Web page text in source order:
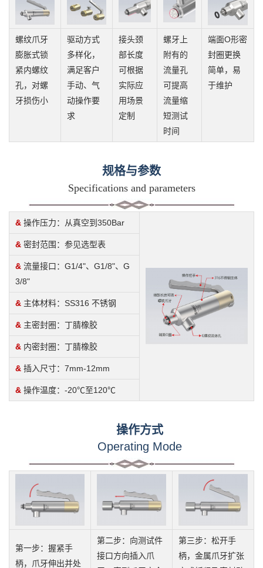
螺纹爪牙
膨胀式锁
紧内螺纹
孔，对螺
牙损伤小
驱动方式
多样化，
满足客户
手动、气
动操作要
求
接头颈
部长度
可根据
实际应
用场景
定制
螺牙上
附有的
流量孔
可提高
流量缩
短测试
时间
端面O形密
封圈更换
简单，易
于维护
规格与参数
Specifications and parameters
& 操作压力：从真空到350Bar
& 密封范围：参见选型表
& 流量接口：G1/4"、G1/8"、G
3/8"
& 主体材料：SS316 不锈钢
& 主密封圈：丁腈橡胶
& 内密封圈：丁腈橡胶
& 插入尺寸：7mm-12mm
& 操作温度：-20℃至120℃
操作方式
Operating Mode
第一步：握紧手
柄，爪牙伸出并处
第二步：向测试件
接口方向插入爪
第三步：松开手
柄，金属爪牙扩张